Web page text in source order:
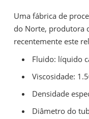
Uma fábrica de
do Norte, produtora
recentemente este
Fluido: líquido
Viscosidade:
Densidade
Diâmetro do